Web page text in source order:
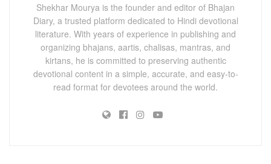
Shekhar Mourya is the founder and editor of Bhajan
Diary, a trusted platform dedicated to Hindi devotional
literature. With years of experience in publishing and
organizing bhajans, aartis, chalisas, mantras, and
kirtans, he is committed to preserving authentic
devotional content in a simple, accurate, and easy-to-
read format for devotees around the world.